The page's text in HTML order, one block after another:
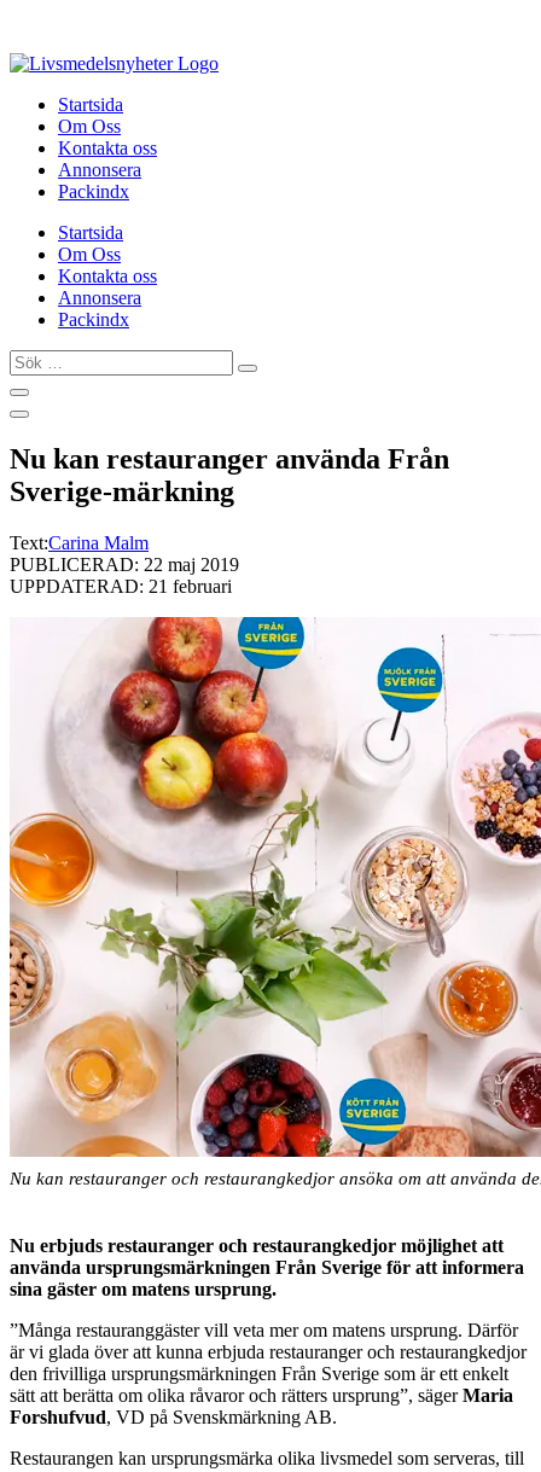
innehåll
Startsida
Om Oss
Kontakta oss
Annonsera
Packindx
Startsida
Om Oss
Kontakta oss
Annonsera
Packindx
Sök
…
Nu kan restauranger använda Från
Sverige-märkning
Text:Carina Malm
PUBLICERAD: 22 maj 2019
UPPDATERAD: 21 februari
Nu kan restauranger och restaurangkedjor ansöka om att använda
Nu erbjuds restauranger och restaurangkedjor möjlighet att
använda ursprungsmärkningen Från Sverige för att informera
sina gäster om matens ursprung.
”Många restauranggäster vill veta mer om matens ursprung. Därför
är vi glada över att kunna erbjuda restauranger och restaurangkedjor
den frivilliga ursprungsmärkningen Från Sverige som är ett enkelt
sätt att berätta om olika råvaror och rätters ursprung”, sägerMaria
Forshufvud, VD på Svenskmärkning AB.
Restaurangen kan ursprungsmärka olika livsmedel som serveras, till